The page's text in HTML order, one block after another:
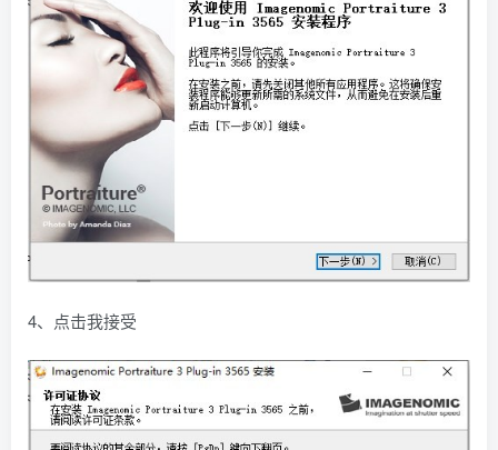
4、点击我接受